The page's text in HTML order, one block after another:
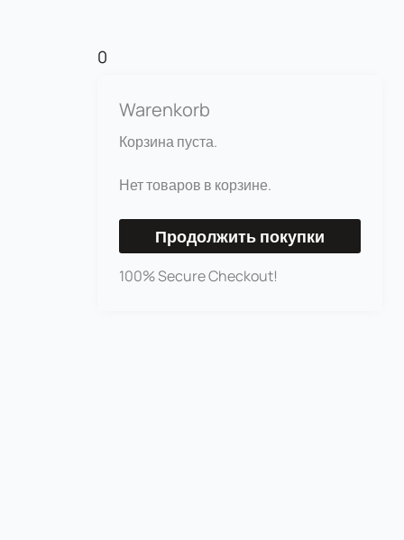
0
Warenkorb
Корзина пуста.
Нет товаров в корзине.
Продолжить покупки
100% Secure Checkout!